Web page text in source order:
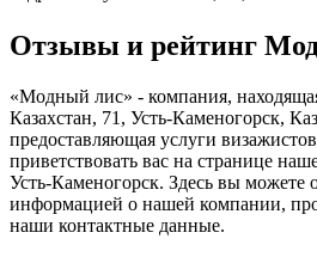
Отзывы и рейтинг
«Модный лис» - компания,
Казахстан, 71, Усть-Каменогорск,
предоставляющая услуги
приветствовать вас на странице
Усть-Каменогорск. Здесь вы можете
информацией о нашей компании,
наши контактные данные.